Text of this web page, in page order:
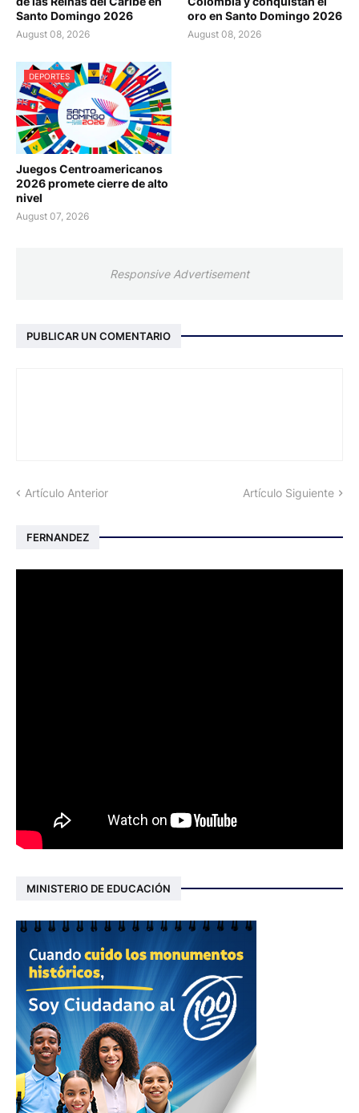
Santo Domingo 2026
August 08, 2026
oro en Santo Domingo 2026
August 08, 2026
DEPORTES
Juegos Centroamericanos
2026 promete cierre de alto
nivel
August 07, 2026
Responsive Advertisement
PUBLICAR UN COMENTARIO
Artículo Anterior Artículo Siguiente
FERNANDEZ
MINISTERIO DE EDUCACIÓN